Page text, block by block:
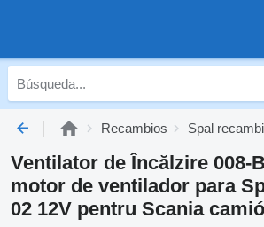
Recambios Spal
Ventilator de Încălzire 008-
motor de ventilador para
02 12V pentru Scania